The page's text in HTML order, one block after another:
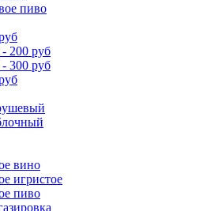
пиво
200 руб
300 руб
вино
игристое
пиво